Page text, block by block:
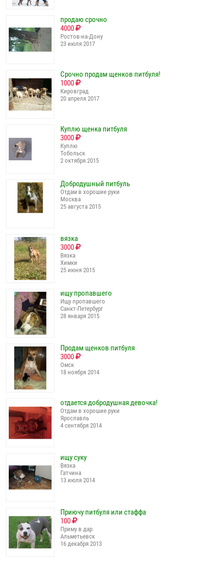
продаю срочно
4000
Ростов-на-Дону
23 июля 2017
Срочно продам щенков питбуля!
1000
Кировград
20 апреля 2017
Куплю щенка питбуля
3000
Куплю
Тобольск
2 октября 2015
Добродушный питбуль
Отдам в хорошие руки
Москва
25 августа 2015
вязка
3000
Вязка
Химки
25 июня 2015
ищу пропавшего
Ищу пропавшего
Санкт-Петербург
28 января 2015
Продам щенков питбуля
3000
Омск
18 ноября 2014
отдается добродушная девочка!
Отдам в хорошие руки
Ярославль
4 сентября 2014
ищу суку
Вязка
Гатчина
13 июля 2014
Приючу питбуля или стаффа
100
Приму в дар
Альметьевск
16 декабря 2013